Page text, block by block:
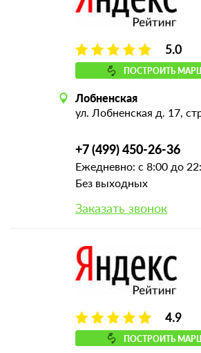
5.0
ПОСТРОИТЬ
Лобненская
ул. Лобненская д. 17,
+7 (499) 450-26-36
Ежедневно: с 8:00 до
Без выходных
Заказать звонок
4.9
ПОСТРОИТЬ